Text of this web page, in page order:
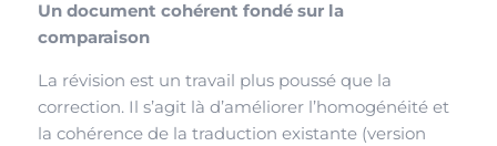
Un document cohérent fondé sur la
comparaison
La révision est un travail plus poussé que la
correction. Il s’agit là d’améliorer l’homogénéité et
la cohérence de la traduction existante (version